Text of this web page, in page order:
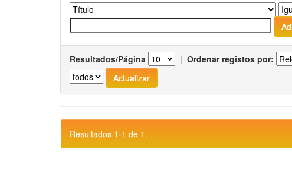
Resultados/Página | Ordenar registos por:
Resultados 1-1 de 1.